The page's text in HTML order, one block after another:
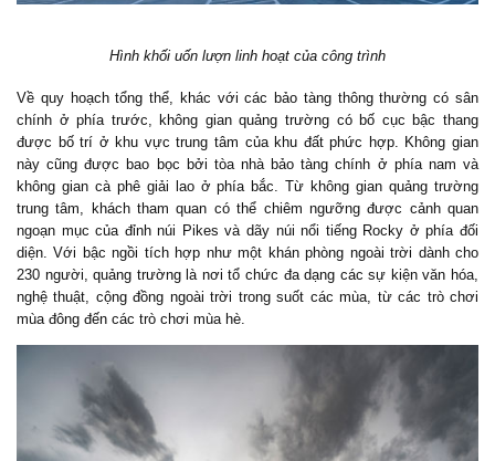
Hình khối uốn lượn linh hoạt của công trình
Về quy hoạch tổng thể, khác với các bảo tàng thông thường có sân
chính ở phía trước, không gian quảng trường có bố cục bậc thang
được bố trí ở khu vực trung tâm của khu đất phức hợp. Không gian
này cũng được bao bọc bởi tòa nhà bảo tàng chính ở phía nam và
không gian cà phê giải lao ở phía bắc. Từ không gian quảng trường
trung tâm, khách tham quan có thể chiêm ngưỡng được cảnh quan
ngoạn mục của đỉnh núi Pikes và dãy núi nổi tiếng Rocky ở phía đối
diện. Với bậc ngồi tích hợp như một khán phòng ngoài trời dành cho
230 người, quảng trường là nơi tổ chức đa dạng các sự kiện văn hóa,
nghệ thuật, cộng đồng ngoài trời trong suốt các mùa, từ các trò chơi
mùa đông đến các trò chơi mùa hè.